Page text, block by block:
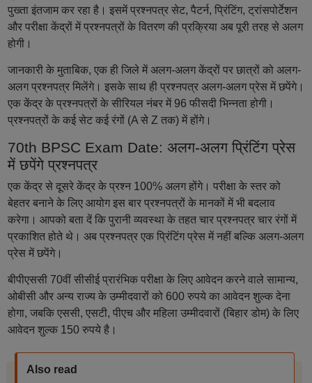
पुख्ता इंतजाम कर रहा है। इसमें प्रश्नपत्र सेट, पैटर्न, प्रिंटिंग, ट्रांसपोर्टेशन
और परीक्षा केंद्रों में प्रश्नपत्रों के वितरण की प्रक्रिया अब पूरी तरह से अलग
होगी।
जानकारी के मुताबिक, एक ही जिले में अलग-अलग केंद्रों पर छात्रों को अलग-
अलग प्रश्नपत्र मिलेंगे। इसके साथ ही प्रश्नपत्र अलग-अलग प्रेस में छपेंगे।
एक केंद्र के प्रश्नपत्रों के सीरियल नंबर में 96 फीसदी भिन्नता होगी।
प्रश्नपत्रों के कई सेट कई रंगों (A से Z तक) में होंगे।
70th BPSC Exam Date: अलग-अलग प्रिंटिंग प्रेस
में छपेंगे प्रश्नपत्र
एक केंद्र से दूसरे केंद्र के प्रश्न 100% अलग होंगे। परीक्षा के स्तर को
बेहतर बनाने के लिए आयोग इस बार प्रश्नपत्रों के मानकों में भी बदलाव
करेगा। आपको बता दें कि पुरानी व्यवस्था के तहत चार प्रश्नपत्र चार रंगों में
प्रकाशित होते थे। अब प्रश्नपत्र एक प्रिंटिंग प्रेस में नहीं बल्कि अलग-अलग
प्रेस में छपेंगे।
बीपीएससी 70वीं सीसीई प्रारंभिक परीक्षा के लिए आवेदन करने वाले सामान्य,
ओबीसी और अन्य राज्य के उम्मीदवारों को 600 रुपये का आवेदन शुल्क देना
होगा, जबकि एससी, एसटी, पीएच और महिला उम्मीदवारों (बिहार डोम) के लिए
आवेदन शुल्क 150 रुपये है।
Also read